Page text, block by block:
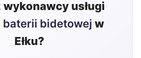
wykonawcy usługi
baterii bidetowej w
Ełku?